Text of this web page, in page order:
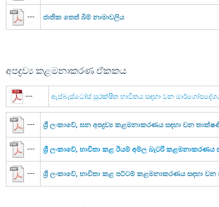
--- ජාතික තෙත් බිම් නාමාවලිය
අපද්‍රව්‍ය කළමනාකරණ ඒකකය
--- ඇස්බැස්ටෝස් සුරක්ෂිත භාවිතය සඳහා වන
--- ශ්‍රී ලංකාවේ, ඝන අපද්‍රව්‍ය කළමනාකරණය සඳහා වන
--- ශ්‍රී ලංකාවේ, භාවිතා කළ ඊයම් අම්ල බැටරි
--- ශ්‍රී ලංකාවේ, භාවිතා කළ පට්ටම් කළමනාකරණය සඳහා